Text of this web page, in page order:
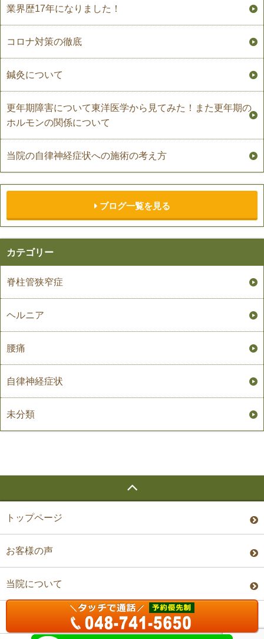
業界歴17年になりました！
コロナ対策の徹底
鍼灸について
更年期障害について東洋医学から見てみた！また更年期の
ホルモンの関係について
当院の自律神経症状への施術の考え方
ブログ一覧を見る
カテゴリー
脊柱管狭窄症
ヘルニア
腰痛
自律神経症状
未分類
トップページ
お客様の声
当院について